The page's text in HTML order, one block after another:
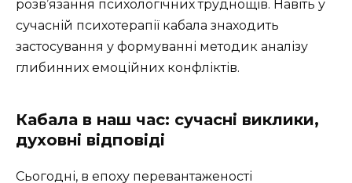
розв’язання психологічних труднощів. Навіть у
сучасній психотерапії кабала знаходить
застосування у формуванні методик аналізу
глибинних емоційних конфліктів.
Кабала в наш час: сучасні виклики,
духовні відповіді
Сьогодні, в епоху перевантаженості